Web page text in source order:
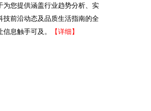
为您提供涵盖行业趋势分析、实
技前沿动态及品质生活指南的全
息触手可及。
【详细】